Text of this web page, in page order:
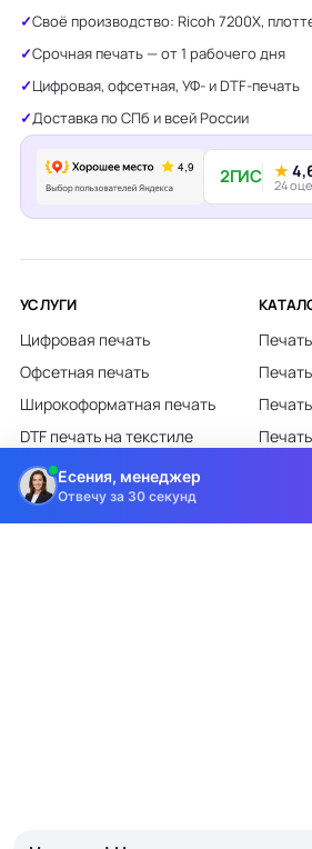
Своё производство: Ricoh 7200X,
Срочная печать — от 1 рабочего дня
Цифровая, офсетная, УФ- и DTF-печать
Доставка по СПб и всей России
2ГИС ★
24
УСЛУГИ
Цифровая печать
Офсетная печать
Широкоформатная печать
DTF печать на текстиле
Лазерная гравировка
Есения, менеджер
Отвечу за 30 секунд